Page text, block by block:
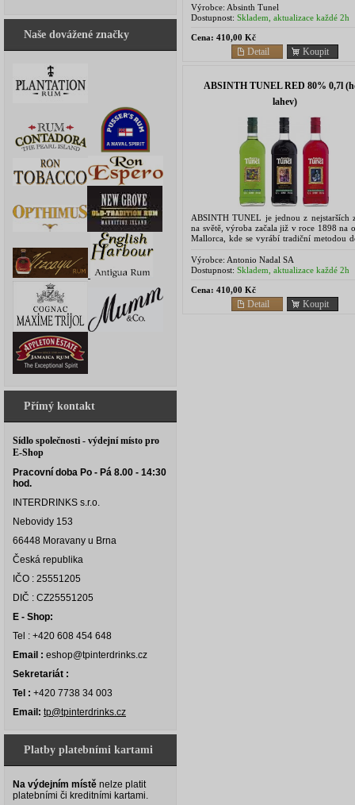
Naše dovážené značky
Přímý kontakt
Sídlo společnosti - výdejní místo pro
E-Shop
Pracovní doba Po - Pá 8.00 - 14:30
hod.
INTERDRINKS s.r.o.
Nebovidy 153
66448 Moravany u Brna
Česká republika
IČO : 25551205
DIČ : CZ25551205
E - Shop:
Tel : +420 608 454 648
Email : eshop@tpinterdrinks.cz
Sekretariát :
Tel : +420 7738 34 003
Email: tp@tpinterdrinks.cz
Platby platebními kartami
Na výdejním místě nelze platit
platebními či kreditními kartami.
v...
Výrobce: Absinth Tunel
Dostupnost: Skladem, aktualizace každé 2h
Cena: 410,00 Kč
Koupit
Detail
ABSINTH TUNEL RED 80% 0,7l
lahev)
ABSINTH TUNEL je jednou z nejstarších
na světě, výroba začala již v roce 1898 na
Mallorca, kde se vyrábí tradiční metodou
v...
Výrobce: Antonio Nadal SA
Dostupnost: Skladem, aktualizace každé 2h
Cena: 410,00 Kč
Koupit
Detail